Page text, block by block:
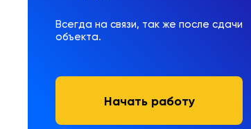
Всегда на связи, так же после сдачи
объекта.
Начать работу